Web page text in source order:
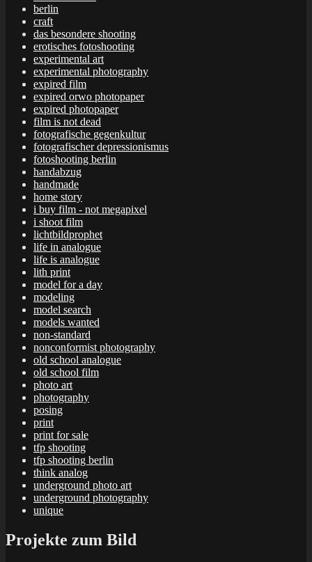
berlin
craft
das besondere shooting
erotisches fotoshooting
experimental art
experimental photography
expired film
expired orwo photopaper
expired photopaper
film is not dead
fotografische gegenkultur
fotografischer depressionismus
fotoshooting berlin
handabzug
handmade
home story
i buy film - not megapixel
i shoot film
lichtbildprophet
life in analogue
life is analogue
lith print
model for a day
modeling
model search
models wanted
non-standard
nonconformist photography
old school analogue
old school film
photo art
photography
posing
print
print for sale
tfp shooting
tfp shooting berlin
think analog
underground photo art
underground photography
unique
Projekte zum Bild